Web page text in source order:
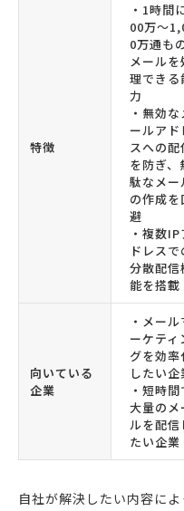
特徴
・1時間
00万〜
0万通も
メールを
理できる
力
・無効な
ールアド
スへの配
を防ぎ、
駄なメー
の作成を
避
・複数IP
ドレスで
分散配信
能を搭載
向いている
企業
・メール
ーケティ
グを効率
したい企
・短時間
大量のメ
ルを配信
たい企業
自社が解決したい内容に